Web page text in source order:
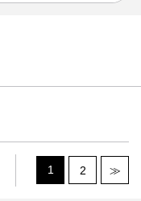
1 2 ≫